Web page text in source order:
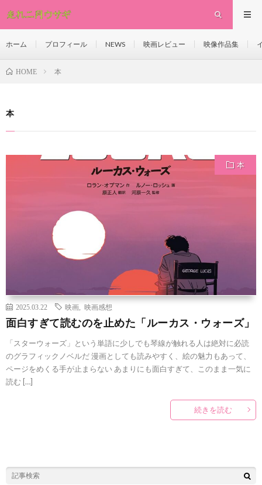
ホーム プロフィール NEWS 映画レビュー 映像作品集
HOME 本
本
本
2025.03.22 映画 映画感想
面白すぎて読むのを止めた「ルーカス・ウォーズ」
「スターウォーズ」という単語に少しでも琴線が触れる人は絶対に必読
のグラフィックノベルだ 漫画としても読みやすく、絵の魅力もあって、
ページをめくる手が止まらない あまりにも面白すぎて、このまま一気に
読む […]
続きを読む